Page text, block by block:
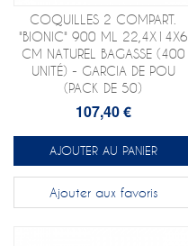
COQUILLES 2 COMPART.
"BIONIC" 900 ML 22,4X14X6
CM NATUREL BAGASSE (400
UNITÉ) - GARCIA DE POU
(PACK DE 50)
107,40 €
AJOUTER AU PANIER
Ajouter aux favoris